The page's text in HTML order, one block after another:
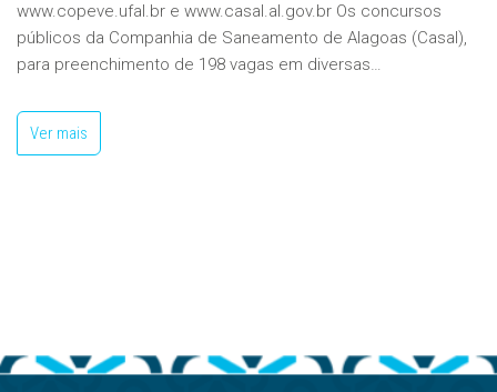
www.copeve.ufal.br e www.casal.al.gov.br Os concursos
públicos da Companhia de Saneamento de Alagoas (Casal),
para preenchimento de 198 vagas em diversas…
Ver mais